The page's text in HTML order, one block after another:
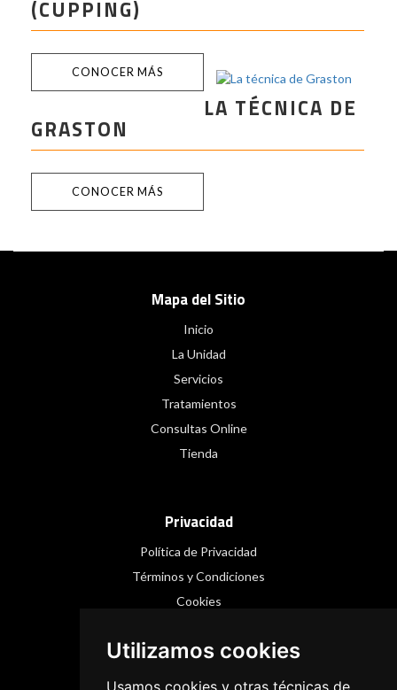
Utilizamos cookies
Usamos cookies y otras técnicas de
(CUPPING)
CONOCER MÁS
LA TÉCNICA DE
GRASTON
CONOCER MÁS
Mapa del Sitio
Inicio
La Unidad
Servicios
Tratamientos
Consultas Online
Tienda
Privacidad
Política de Privacidad
Términos y Condiciones
Cookies